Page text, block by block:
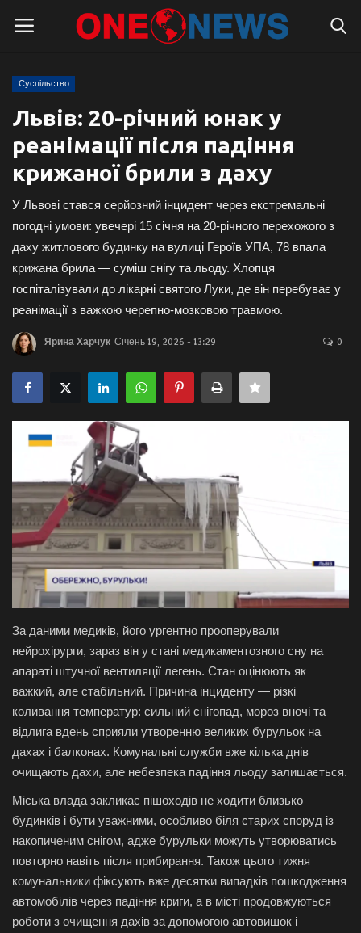
Логін
Головна
Контакти
Про нас
Підтримати проєкт
Правила для блогерів
Суспільство
Галерея
Політика
Економіка
Технології
Спорт
Авто
Відео
Мова
English Ukraine
Суспільство
Львів: 20-річний юнак у
реанімації після падіння
крижаної брили з даху
У Львові стався серйозний інцидент через екстремальні
погодні умови: увечері 15 січня на 20-річного перехожого з
даху житлового будинку на вулиці Героїв УПА, 78 впала
крижана брила — суміш снігу та льоду. Хлопця
госпіталізували до лікарні святого Луки, де він перебуває у
реанімації з важкою черепно-мозковою травмою.
Ярина Харчук Січень 19, 2026 - 13:29 0
За даними медиків, його ургентно прооперували
нейрохірурги, зараз він у стані медикаментозного сну на
апараті штучної вентиляції легень. Стан оцінюють як
важкий, але стабільний. Причина інциденту — різкі
коливання температур: сильний снігопад, мороз вночі та
відлига вдень сприяли утворенню великих бурульок на
дахах і балконах. Комунальні служби вже кілька днів
очищають дахи, але небезпека падіння льоду залишається.
Міська влада закликає пішоходів не ходити близько
будинків і бути уважними, особливо біля старих споруд із
накопиченим снігом, адже бурульки можуть утворюватись
повторно навіть після прибирання. Також цього тижня
комунальники фіксують вже десятки випадків пошкодження
автомобілів через падіння криги, а в місті продовжуються
роботи з очищення дахів за допомогою автовишок і